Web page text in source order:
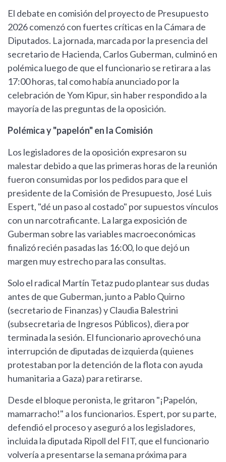
El debate en comisión del proyecto de Presupuesto
2026 comenzó con fuertes críticas en la Cámara de
Diputados. La jornada, marcada por la presencia del
secretario de Hacienda, Carlos Guberman, culminó en
polémica luego de que el funcionario se retirara a las
17:00 horas, tal como había anunciado por la
celebración de Yom Kipur, sin haber respondido a la
mayoría de las preguntas de la oposición.
Polémica y "papelón" en la Comisión
Los legisladores de la oposición expresaron su
malestar debido a que las primeras horas de la reunión
fueron consumidas por los pedidos para que el
presidente de la Comisión de Presupuesto, José Luis
Espert, "dé un paso al costado" por supuestos vínculos
con un narcotraficante. La larga exposición de
Guberman sobre las variables macroeconómicas
finalizó recién pasadas las 16:00, lo que dejó un
margen muy estrecho para las consultas.
Solo el radical Martín Tetaz pudo plantear sus dudas
antes de que Guberman, junto a Pablo Quirno
(secretario de Finanzas) y Claudia Balestrini
(subsecretaria de Ingresos Públicos), diera por
terminada la sesión. El funcionario aprovechó una
interrupción de diputadas de izquierda (quienes
protestaban por la detención de la flota con ayuda
humanitaria a Gaza) para retirarse.
Desde el bloque peronista, le gritaron "¡Papelón,
mamarracho!" a los funcionarios. Espert, por su parte,
defendió el proceso y aseguró a los legisladores,
incluida la diputada Ripoll del FIT, que el funcionario
volvería a presentarse la semana próxima para